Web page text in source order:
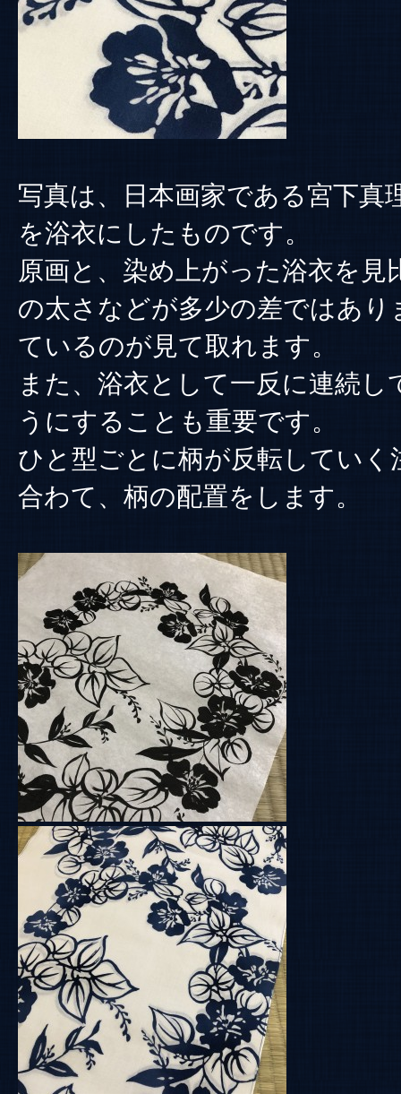
写真は、日本画家である宮下真
を浴衣にしたものです。
原画と、染め上がった浴衣を見
の太さなどが多少の差ではあり
ているのが見て取れます。
また、浴衣として一反に連続し
うにすることも重要です。
ひと型ごとに柄が反転していく
合わて、柄の配置をします。